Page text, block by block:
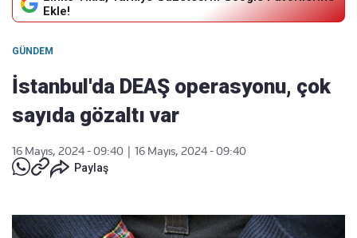
Ekle!
GÜNDEM
İstanbul'da DEAŞ operasyonu, çok
sayıda gözaltı var
16 Mayıs, 2024 - 09:40
16 Mayıs, 2024 - 09:40
Paylaş